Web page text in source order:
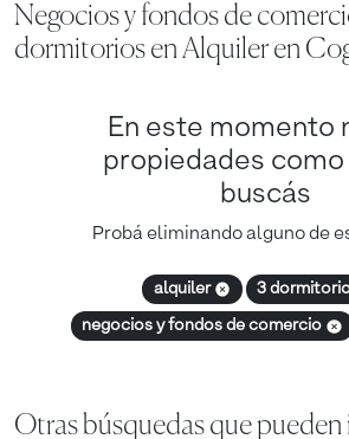
Negocios y fondos de
dormitorios en Alquiler en
En este momento
propiedades como
buscás
Probá eliminando alguno de
alquiler 3
negocios y fondos de comercio
Otras búsquedas que pueden